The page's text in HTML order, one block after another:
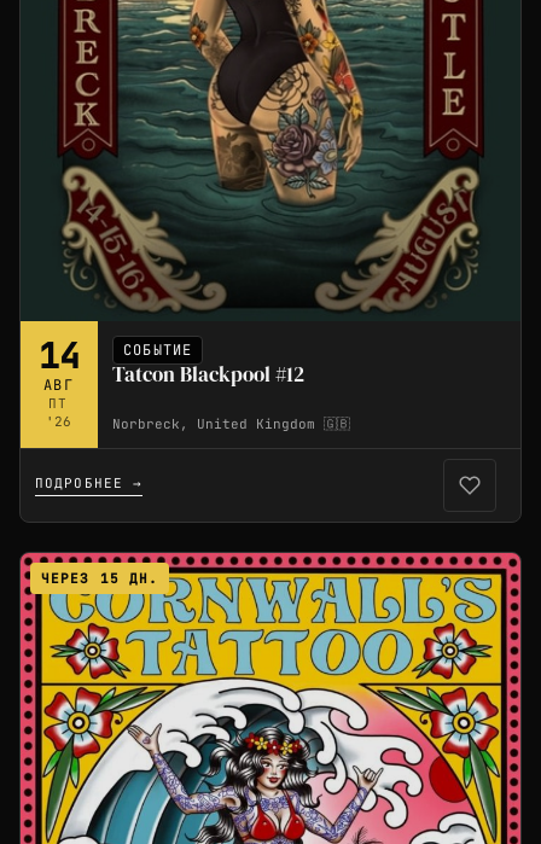
14
АВГ
ПТ
'26
СОБЫТИЕ
Tatcon Blackpool #12
Norbreck, United Kingdom 🇬🇧
ПОДРОБНЕЕ →
ЧЕРЕЗ 15 ДН.